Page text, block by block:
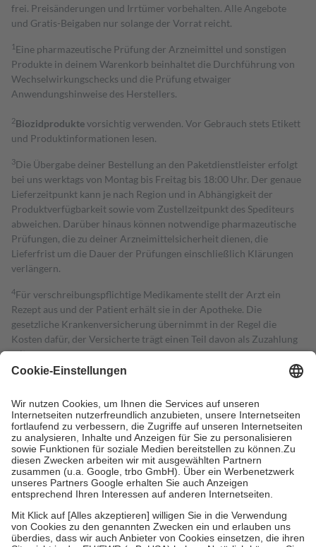
frei. Preisänderungen und Irrtümer vorbehalten. Alle Angebote
und Gratis-Beigaben nur solange der Vorrat reicht.
1 Eine pharmazeutische Prüfung der Arzneimittel und sonstigen
Produkte in deinem Warenkorb beinhaltet die Durchführung von
Wechselwirkungschecks und die Prüfung etwaiger
Anwendungshinweise des Herstellers.
2Biozidproduktevorsichtig verwenden. Vor Gebrauch stets Etikett
und Produktinformationen lesen.
3Die Übergabe deiner Bestellung an den Paketdienstleister erfolgt
bei uns werktags von Montag bis Freitag bis 18:00 Uhr. Der genaue
Lieferzeitpunkt kann je nach Region und in Abhängigkeit der
Produktverfügbarkeit sowie vom Zustellzeitpunkt des Spediteurs
abweichen. Darüber hinaus können notwendige pharmazeutische
Prüfungen, die zu deiner Arzneimittelsicherheit dienen, die
Lieferfrist um die Dauer der Prüfungen einschließlich Klärungen
verlängern.
4Für verschreibungspflichtige Medikamente stellt der Arzt ein
Rezept aus und der Patient erhält sie in der Apotheke. Die
gesetzliche Krankenversicherung übernimmt in der Regel die
Kosten dafür, der Versicherte trägt einen Teil davon als Zuzahlung
mit.
Grundsätzlich leisten Mitglieder Zuzahlungen in Höhe von zehn
höchstens zehn Euro.
Es sind jedoch nie mehr als die tatsächlichen
Kosten der Leistung zu entrichten.
Diese Regeln gelten grundsätzlich auch für Online-Apotheken.
Bei Heilmitteln und häuslicher Krankenpflege beträgt die
Zuzahlung zehn Prozent der Kosten sowie zehn Euro je
Verordnung.
Um das Engagement der Versicherten für ihre eigene Gesundheit zu
stärken und die besondere Stellung der Familie zu unterstützen,
fallenkeine Zuzahlungenan bei:
• Kindern und Jugendlichen bis zum vollendeten 18. Lebensjahr